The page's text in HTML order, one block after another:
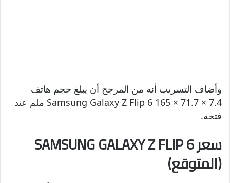
وأضاف التسريب أنه من المرجح أن يبلغ حجم هاتف
Samsung Galaxy Z Flip 6 165 × 71.7 × 7.4 ملم عند
فتحه.
سعر SAMSUNG GALAXY Z FLIP 6
(المتوقع)